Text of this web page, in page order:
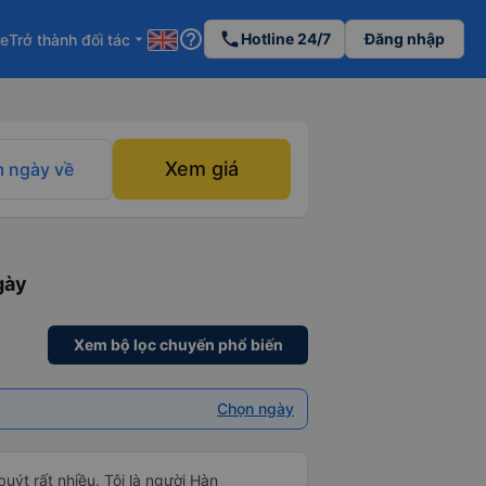
Trở thành đối tác arrow_drop_down help_outline phoneHotline 24/7 Đăng nhập
ngày về Xem giá
Xem bộ lọc chuyến phổ biến
Chọn ngày
rất nhiều. Tôi là người Hàn